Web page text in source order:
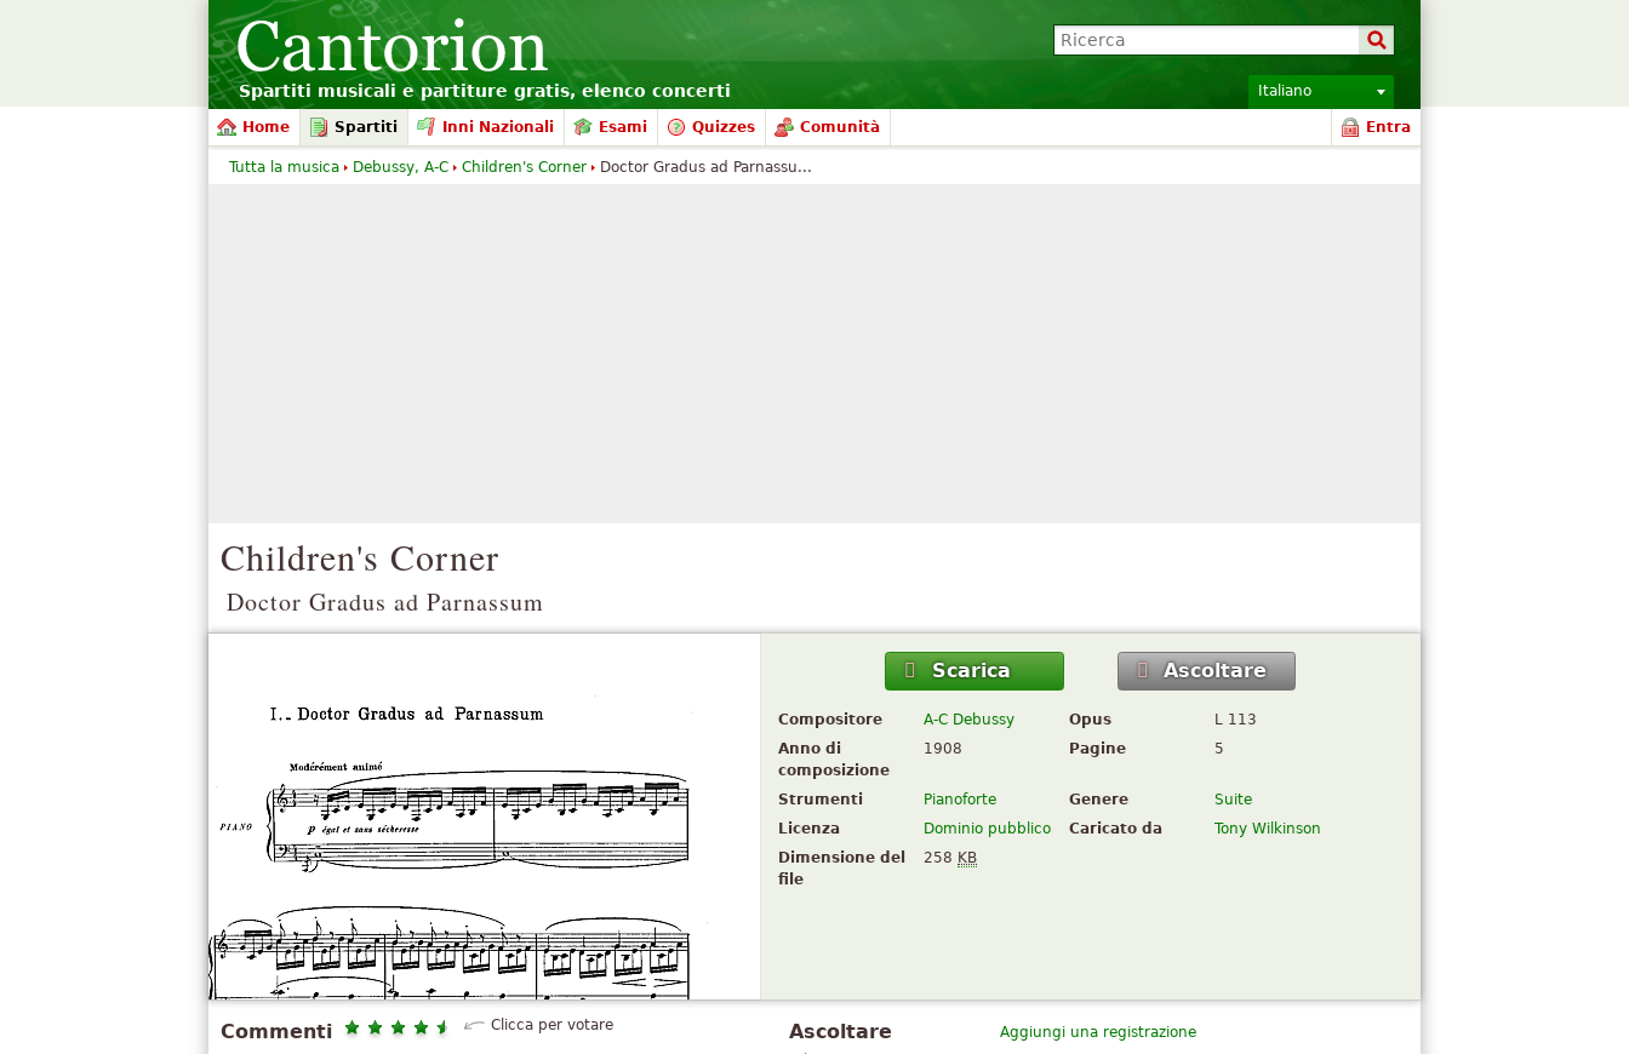
Spartiti musicali e partiture gratis, elenco concerti Italiano
Home Spartiti Inni Nazionali Esami Quizzes Comunità Entra
Children's Corner
Doctor Gradus ad Parnassum
Scarica Ascoltare
Compositore A-C Debussy Opus
L 113
Anno di
composizione
1908 Pagine 5
Strumenti Pianoforte Genere
Suite
Licenza
Dominio pubblico Caricato da
Tony Wilkinson
Dimensione del
file
258 KB
Aggiungi una registrazione
Ascoltare
Commenti Clicca per votare
Tutta la musica Debussy, A-C Children's Corner Doctor Gradus ad Parnassu...